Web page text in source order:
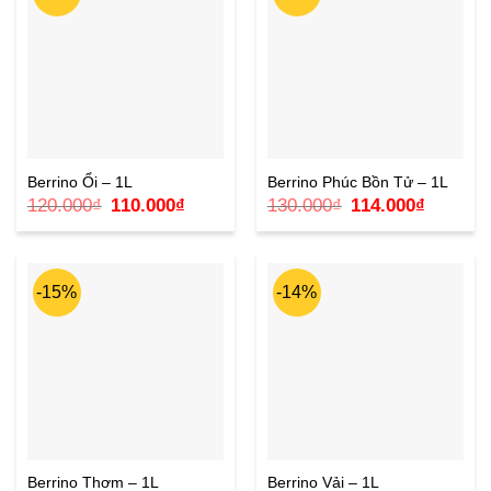
Berrino Ổi – 1L
120.000₫
Giá
gốc
là:
110.000₫Giá
hiện
tại
Berrino Phúc Bồn Tử – 1L
130.000₫
Giá
gốc
là:
114.000₫Giá
hiện
tại
-15%
Berrino Thơm – 1L
-14%
Berrino Vải – 1L